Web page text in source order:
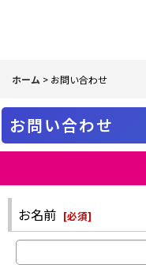
ホーム > お問い合わせ
お問い合わせ
お名前 [必須]